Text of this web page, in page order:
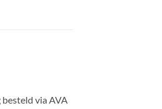
via AVA